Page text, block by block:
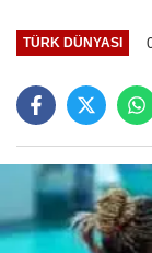
TÜRK DÜNYASI